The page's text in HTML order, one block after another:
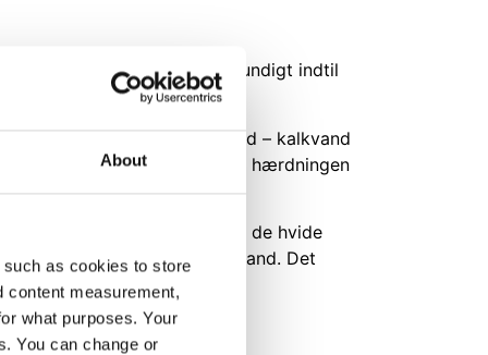
About
as cookies to store
content measurement,
what purposes. Your
You can change or
Delene sammenpiskes grundigt indtil
af calciumhydroxid – kalkvand
som ellers vil igangsætte hærdningen
så meget i kalkvandet, at de hvide
det samme mål drikkevand. Det